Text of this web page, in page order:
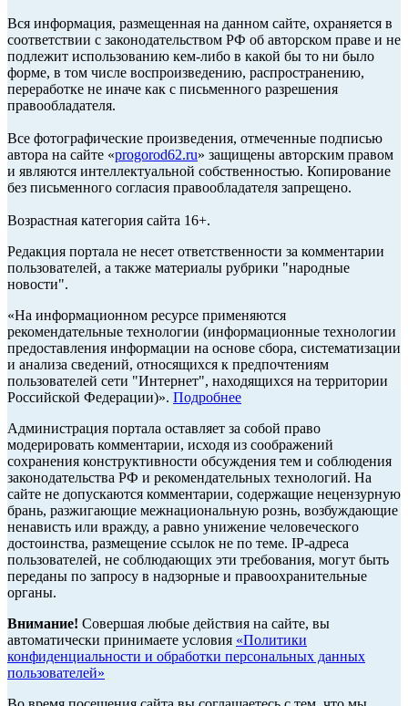
Вся информация, размещенная на данном сайте, охраняется в
соответствии с законодательством РФ об авторском праве и не
подлежит использованию кем-либо в какой бы то ни было
форме, в том числе воспроизведению, распространению,
переработке не иначе как с письменного разрешения
правообладателя.
Все фотографические произведения, отмеченные подписью
автора на сайте «progorod62.ru» защищены авторским правом
и являются интеллектуальной собственностью. Копирование
без письменного согласия правообладателя запрещено.
Возрастная категория сайта 16+.
Редакция портала не несет ответственности за комментарии
пользователей, а также материалы рубрики "народные
новости".
«На информационном ресурсе применяются
рекомендательные технологии (информационные технологии
предоставления информации на основе сбора, систематизации
и анализа сведений, относящихся к предпочтениям
пользователей сети "Интернет", находящихся на территории
Российской Федерации)». Подробнее
Администрация портала оставляет за собой право
модерировать комментарии, исходя из соображений
сохранения конструктивности обсуждения тем и соблюдения
законодательства РФ и рекомендательных технологий. На
сайте не допускаются комментарии, содержащие нецензурную
брань, разжигающие межнациональную рознь, возбуждающие
ненависть или вражду, а равно унижение человеческого
достоинства, размещение ссылок не по теме. IP-адреса
пользователей, не соблюдающих эти требования, могут быть
переданы по запросу в надзорные и правоохранительные
органы.
Внимание! Совершая любые действия на сайте, вы
автоматически принимаете условия «Политики
конфиденциальности и обработки персональных данных
пользователей»